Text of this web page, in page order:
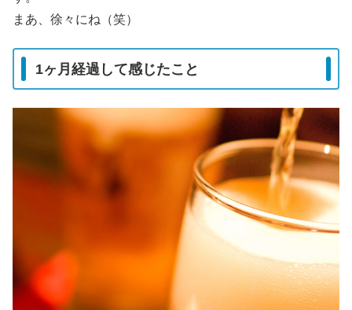
まあ、徐々にね（笑）
1ヶ月経過して感じたこと